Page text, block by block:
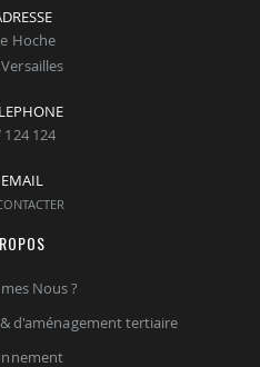
Hoche
124 124
EMAIL
Nous ?
d'aménagement tertiaire